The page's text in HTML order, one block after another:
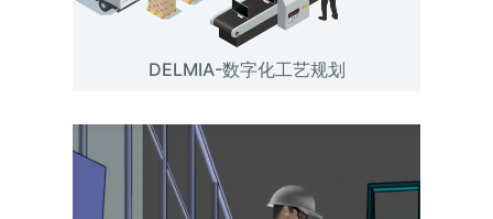
DELMIA-数字化工艺规划